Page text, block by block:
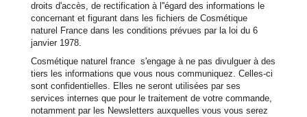
droits d'accès, de rectification à l''égard des informations le
concernant et figurant dans les fichiers de Cosmétique
naturel France dans les conditions prévues par la loi du 6
janvier 1978.
Cosmétique naturel france s'engage à ne pas divulguer à des
tiers les informations que vous nous communiquez. Celles-ci
sont confidentielles. Elles ne seront utilisées par ses
services internes que pour le traitement de votre commande,
notamment par les Newsletters auxquelles vous vous serez